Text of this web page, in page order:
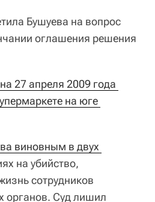
Бушуева на вопрос
оглашения решения
27 апреля 2009 года
на юге
виновным в двух
на убийство,
сотрудников
органов. Суд лишил